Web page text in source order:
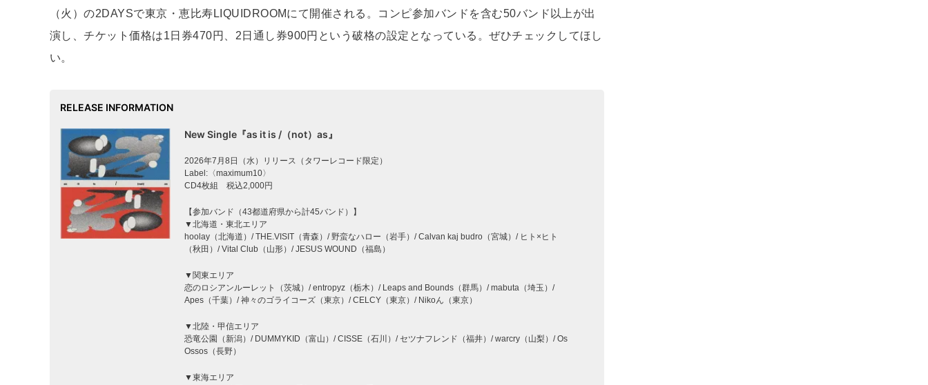
（火）の2DAYSで東京・恵比寿LIQUIDROOMにて開催される。コンピ参加バンドを含む50バンド以上が出
演し、チケット価格は1日券470円、2日通し券900円という破格の設定となっている。ぜひチェックしてほし
い。
RELEASE INFORMATION
New Single『as it is /（not）as』
2026年7月8日（水）リリース（タワーレコード限定）
Label:〈maximum10〉
CD4枚組 税込2,000円
【参加バンド（43都道府県から計45バンド）】
▼北海道・東北エリア
hoolay（北海道）/ THE.VISIT（青森）/ 野蛮なハロー（岩手）/ Calvan kaj budro（宮城）/ ヒト×ヒト
（秋田）/ Vital Club（山形）/ JESUS WOUND（福島）
▼関東エリア
恋のロシアンルーレット（茨城）/ entropyz（栃木）/ Leaps and Bounds（群馬）/ mabuta（埼玉）/
Apes（千葉）/ 神々のゴライコーズ（東京）/ CELCY（東京）/ Nikoん（東京）
▼北陸・甲信エリア
恐竜公園（新潟）/ DUMMYKID（富山）/ CISSE（石川）/ セツナフレンド（福井）/ warcry（山梨）/ Os
Ossos（長野）
▼東海エリア